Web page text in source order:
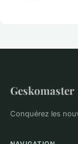
Geskomaster
Conquérez les